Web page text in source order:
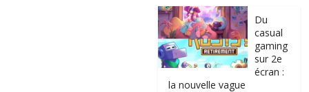
Du
casual
gaming
sur 2e
écran :
la nouvelle vague